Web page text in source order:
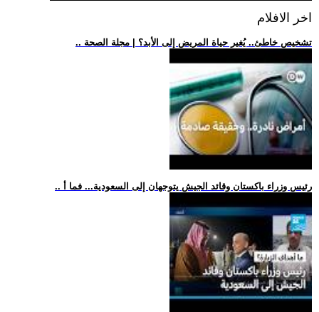
اخر الافلام
.. تشخيص خاطئ.. يُغير حياة المريض إلى الأبد؟ | مجلة الصحة
.. رئيس وزراء باكستان وقائد الجيش يتوجهان إلى السعودية... فما أ